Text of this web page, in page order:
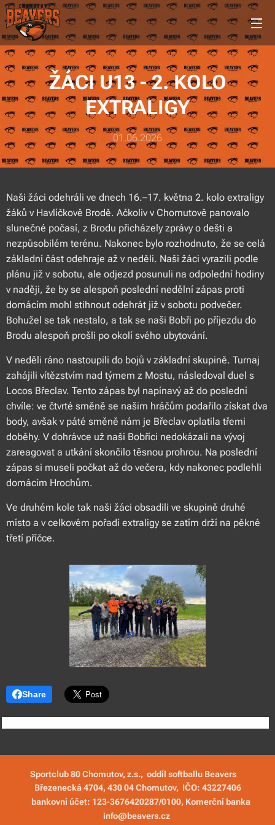
ŽÁCI U13 - 2. KOLO
EXTRALIGY
01.06.2026
Naši žáci odehráli ve dnech 16.–17. května 2. kolo extraligy
žáků v Havlíčkově Brodě. Ačkoliv v Chomutově panovalo
slunečné počasí, z Brodu přicházely zprávy o dešti a
nezpůsobilém terénu. Nakonec bylo rozhodnuto, že se celá
základní část odehraje až v neděli. Naši žáci vyrazili podle
plánu již v sobotu, ale odjezd posunuli na odpolední hodiny
v naději, že by se alespoň poslední nedělní zápas proti
domácím mohl stihnout odehrát již v sobotu podvečer.
Bohužel se tak nestalo, a tak se naši Bobři po příjezdu do
Brodu alespoň prošli po okolí svého ubytování.
V neděli ráno nastoupili do bojů v základní skupině. Turnaj
zahájili vítězstvím nad týmem z Mostu, následoval duel s
Locos Břeclav. Tento zápas byl napínavý až do poslední
chvíle: ve čtvrté směně se našim hráčům podařilo získat dva
body, avšak v páté směně nám je Břeclav oplatila třemi
doběhy. V dohrávce už naši Bobříci nedokázali na vývoj
zareagovat a utkání skončilo těsnou prohrou. Na poslední
zápas si museli počkat až do večera, kdy nakonec podlehli
domácím Hrochům.
Ve druhém kole tak naši žáci obsadili ve skupině druhé
místo a v celkovém pořadí extraligy se zatím drží na pěkné
třetí příčce.
Share
Sportclub 80 Chomutov, z.s., oddíl softballu Beavers
Březenecká 4704, 430 04 Chomutov, IČO: 43227406
bankovní účet: 123-3676420287/0100, Komerční banka
info@beavers.cz